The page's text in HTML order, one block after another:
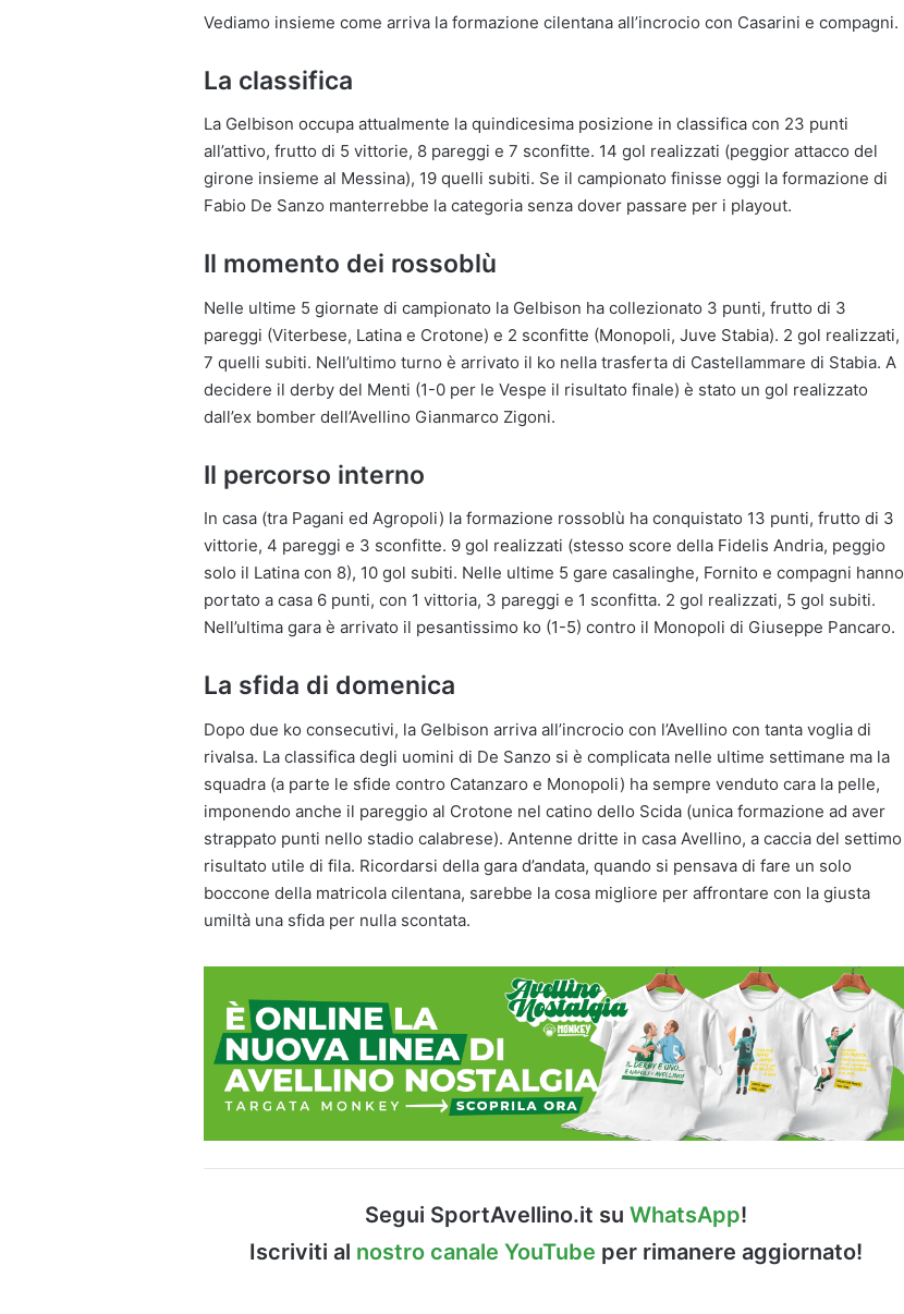
Vediamo insieme come arriva la formazione cilentana all’incrocio con Casarini e compagni.
La classifica
La Gelbison occupa attualmente la quindicesima posizione in classifica con 23 punti
all’attivo, frutto di 5 vittorie, 8 pareggi e 7 sconfitte. 14 gol realizzati (peggior attacco del
girone insieme al Messina), 19 quelli subiti. Se il campionato finisse oggi la formazione di
Fabio De Sanzo manterrebbe la categoria senza dover passare per i playout.
Il momento dei rossoblù
Nelle ultime 5 giornate di campionato la Gelbison ha collezionato 3 punti, frutto di 3
pareggi (Viterbese, Latina e Crotone) e 2 sconfitte (Monopoli, Juve Stabia). 2 gol realizzati,
7 quelli subiti. Nell’ultimo turno è arrivato il ko nella trasferta di Castellammare di Stabia. A
decidere il derby del Menti (1-0 per le Vespe il risultato finale) è stato un gol realizzato
dall’ex bomber dell’Avellino Gianmarco Zigoni.
Il percorso interno
In casa (tra Pagani ed Agropoli) la formazione rossoblù ha conquistato 13 punti, frutto di 3
vittorie, 4 pareggi e 3 sconfitte. 9 gol realizzati (stesso score della Fidelis Andria, peggio
solo il Latina con 8), 10 gol subiti. Nelle ultime 5 gare casalinghe, Fornito e compagni hanno
portato a casa 6 punti, con 1 vittoria, 3 pareggi e 1 sconfitta. 2 gol realizzati, 5 gol subiti.
Nell’ultima gara è arrivato il pesantissimo ko (1-5) contro il Monopoli di Giuseppe Pancaro.
La sfida di domenica
Dopo due ko consecutivi, la Gelbison arriva all’incrocio con l’Avellino con tanta voglia di
rivalsa. La classifica degli uomini di De Sanzo si è complicata nelle ultime settimane ma la
squadra (a parte le sfide contro Catanzaro e Monopoli) ha sempre venduto cara la pelle,
imponendo anche il pareggio al Crotone nel catino dello Scida (unica formazione ad aver
strappato punti nello stadio calabrese). Antenne dritte in casa Avellino, a caccia del settimo
risultato utile di fila. Ricordarsi della gara d’andata, quando si pensava di fare un solo
boccone della matricola cilentana, sarebbe la cosa migliore per affrontare con la giusta
umiltà una sfida per nulla scontata.
Segui SportAvellino.it su WhatsApp!
Iscriviti al nostro canale YouTube per rimanere aggiornato!